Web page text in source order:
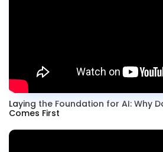
Laying the Foundation for AI: Why
Comes First